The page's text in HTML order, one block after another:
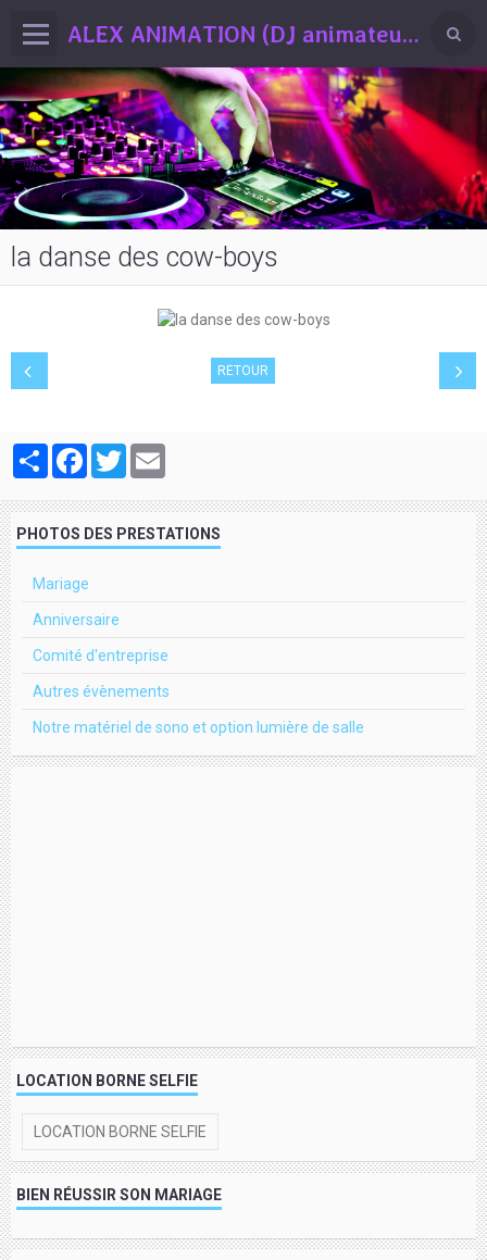
ALEX ANIMATION (DJ animateur professionnel Drôme / Ardèche)
la danse des cow-boys
RETOUR
PartagerFacebook
Twitter
PHOTOS DES PRESTATIONS
Mariage
Anniversaire
Comité d'entreprise
Autres évènements
Notre matériel de sono et option lumière de salle
LOCATION BORNE SELFIE
LOCATION BORNE SELFIE
BIEN RÉUSSIR SON MARIAGE